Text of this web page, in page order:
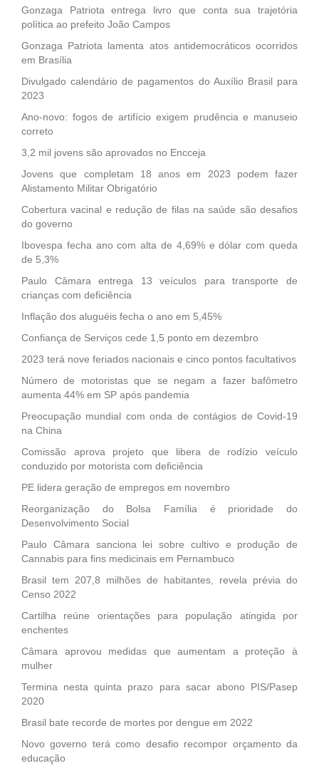
Gonzaga Patriota entrega livro que conta sua trajetória
política ao prefeito João Campos
Gonzaga Patriota lamenta atos antidemocráticos ocorridos
em Brasília
Divulgado calendário de pagamentos do Auxílio Brasil para
2023
Ano-novo: fogos de artifício exigem prudência e manuseio
correto
3,2 mil jovens são aprovados no Encceja
Jovens que completam 18 anos em 2023 podem fazer
Alistamento Militar Obrigatório
Cobertura vacinal e redução de filas na saúde são desafios
do governo
Ibovespa fecha ano com alta de 4,69% e dólar com queda
de 5,3%
Paulo Câmara entrega 13 veículos para transporte de
crianças com deficiência
Inflação dos aluguéis fecha o ano em 5,45%
Confiança de Serviços cede 1,5 ponto em dezembro
2023 terá nove feriados nacionais e cinco pontos facultativos
Número de motoristas que se negam a fazer bafômetro
aumenta 44% em SP após pandemia
Preocupação mundial com onda de contágios de Covid-19
na China
Comissão aprova projeto que libera de rodízio veículo
conduzido por motorista com deficiência
PE lidera geração de empregos em novembro
Reorganização do Bolsa Família é prioridade do
Desenvolvimento Social
Paulo Câmara sanciona lei sobre cultivo e produção de
Cannabis para fins medicinais em Pernambuco
Brasil tem 207,8 milhões de habitantes, revela prévia do
Censo 2022
Cartilha reúne orientações para população atingida por
enchentes
Câmara aprovou medidas que aumentam a proteção à
mulher
Termina nesta quinta prazo para sacar abono PIS/Pasep
2020
Brasil bate recorde de mortes por dengue em 2022
Novo governo terá como desafio recompor orçamento da
educação